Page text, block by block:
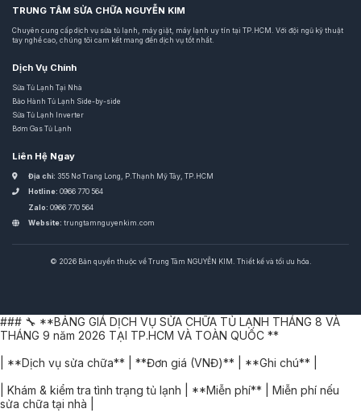
TRUNG TÂM SỬA CHỮA NGUYỄN KIM
Chuyên cung cấp dịch vụ sửa tủ lạnh, máy giặt, máy lạnh uy tín tại TP.HCM. Với đội ngũ kỹ thuật
tay nghề cao, chúng tôi cam kết mang đến dịch vụ tốt nhất.
Dịch Vụ Chính
Sửa Tủ Lạnh Tại Nhà
Bảo Hành Tủ Lạnh Side-by-side
Sửa Tủ Lạnh Inverter
Bơm Gas Tủ Lạnh
Liên Hệ Ngay
Địa chỉ: 355 Nơ Trang Long, P.Thạnh Mỹ Tây, TP.HCM
Hotline: 0966 770 564
Zalo: 0966 770 564
Website: trungtamnguyenkim.com
© 2026 Bản quyền thuộc về Trung Tâm NGUYỄN KIM. Thiết kế và tối ưu hóa.
### 🔧 **BẢNG GIÁ DỊCH VỤ SỬA CHỮA TỦ LẠNH THÁNG 8 VÀ
THÁNG 9 năm 2026 TẠI TP.HCM VÀ TOÀN QUỐC **
| **Dịch vụ sửa chữa** | **Đơn giá (VNĐ)** | **Ghi chú** |
| Khám & kiểm tra tình trạng tủ lạnh | **Miễn phí** | Miễn phí nếu
sửa chữa tại nhà |